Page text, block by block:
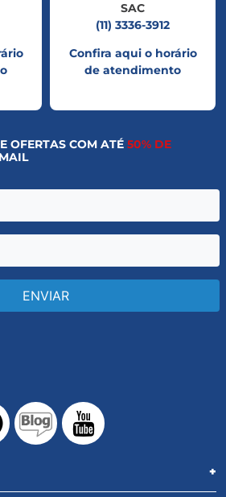
SAC
(11) 3336-3912
Confira aqui o horário
de atendimento
OFERTAS COM ATÉ 50% DE
ENVIAR
+